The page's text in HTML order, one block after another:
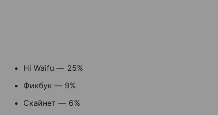
Hi Waifu — 25%
Фикбук — 9%
Скайнет — 6%